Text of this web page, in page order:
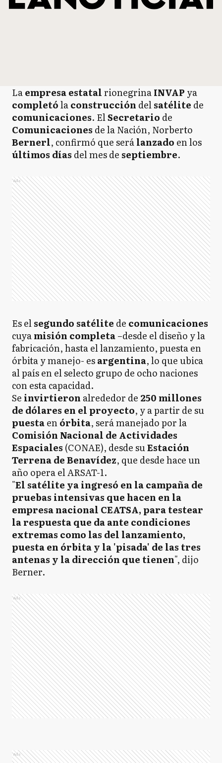
Laempresa estatalrionegrinaINVAP ya
completólaconstrucción delsatélite de
comunicaciones. ElSecretario de
Comunicaciones de la Nación, Norberto
Bernerl, confirmó que serálanzado en los
últimos días del mes de septiembre.
Ads
Es elsegundo satélite de comunicaciones
cuyamisión completa–desde el diseño y la
fabricación, hasta el lanzamiento, puesta en
órbita y manejo- esargentina, lo que ubica
al país en el selecto grupo de ocho naciones
con esta capacidad.
Se invirtieron alrededor de 250 millones
de dólares en el proyecto, y a partir de su
puestaenórbita, será manejado por la
Comisión Nacional de Actividades
Espaciales (CONAE), desde suEstación
Terrena de Benavídez, que desde hace un
año opera el ARSAT-1.
"El satélite ya ingresó en la campaña de
pruebas intensivas que hacen en la
empresa nacional CEATSA, para testear
la respuesta que da ante condiciones
extremas como las del lanzamiento,
puesta en órbita y la 'pisada' de las tres
antenas y la dirección que tienen", dijo
Berner.
Ads
Ads